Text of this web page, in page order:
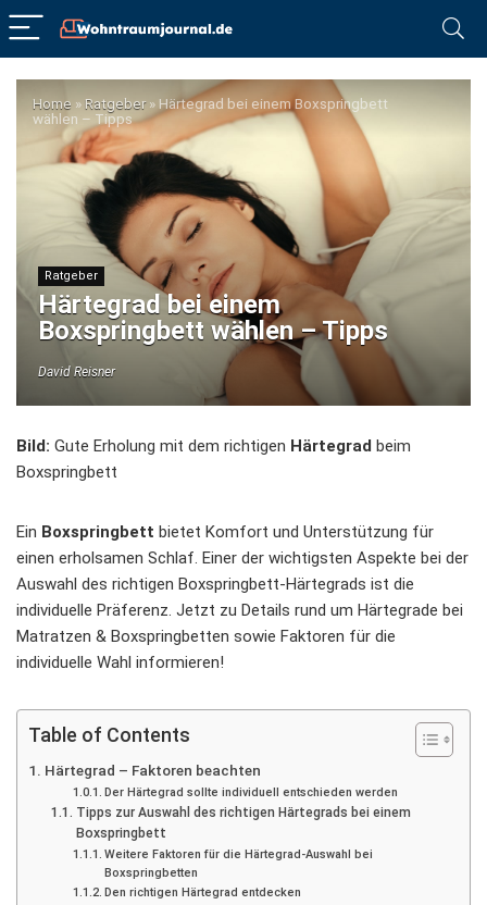
Home » Ratgeber» Härtegrad bei einem Boxspringbett
wählen – Tipps
Ratgeber
Härtegrad bei einem
Boxspringbett wählen – Tipps
David Reisner
Bild: Gute Erholung mit dem richtigen Härtegrad beim
Boxspringbett
Ein Boxspringbett bietet Komfort und Unterstützung für
einen erholsamen Schlaf. Einer der wichtigsten Aspekte bei der
Auswahl des richtigen Boxspringbett-Härtegrads ist die
individuelle Präferenz. Jetzt zu Details rund um Härtegrade bei
Matratzen & Boxspringbetten sowie Faktoren für die
individuelle Wahl informieren!
Table of Contents
Härtegrad – Faktoren beachten
Der Härtegrad sollte individuell entschieden werden
Tipps zur Auswahl des richtigen Härtegrads bei einem
Boxspringbett
Weitere Faktoren für die Härtegrad-Auswahl bei
Boxspringbetten
Den richtigen Härtegrad entdecken